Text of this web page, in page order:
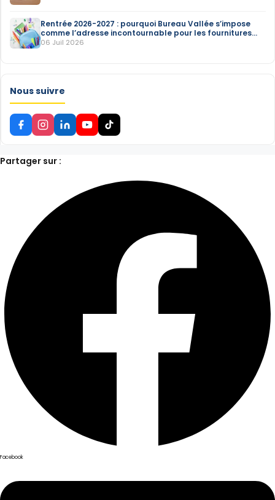
Rentrée 2026-2027 : pourquoi Bureau Vallée s’impose
comme l’adresse incontournable pour les fournitures
scolaires
06 Juil 2026
Nous suivre
Partager sur :
Facebook